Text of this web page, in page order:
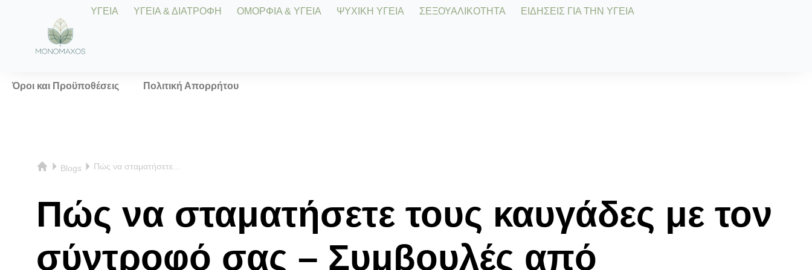
ΥΓΕΙΑ ΥΓΕΙΑ & ΔΙΑΤΡΟΦΗ ΟΜΟΡΦΙΑ & ΥΓΕΙΑ ΨΥΧΙΚΗ ΥΓΕΙΑ ΣΕΞΟΥΑΛΙΚΟΤΗΤΑ ΕΙΔΗΣΕΙΣ ΓΙΑ ΤΗΝ ΥΓΕΙΑ
Όροι και Προϋποθέσεις Πολιτική Απορρήτου
Blogs Πώς να σταματήσετε...
Πώς να σταματήσετε τους καυγάδες με τον
σύντροφό σας – Συμβουλές από